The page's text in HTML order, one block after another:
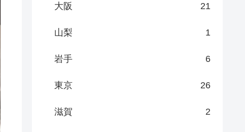
大阪 21
山梨 1
岩手 6
東京 26
滋賀 2